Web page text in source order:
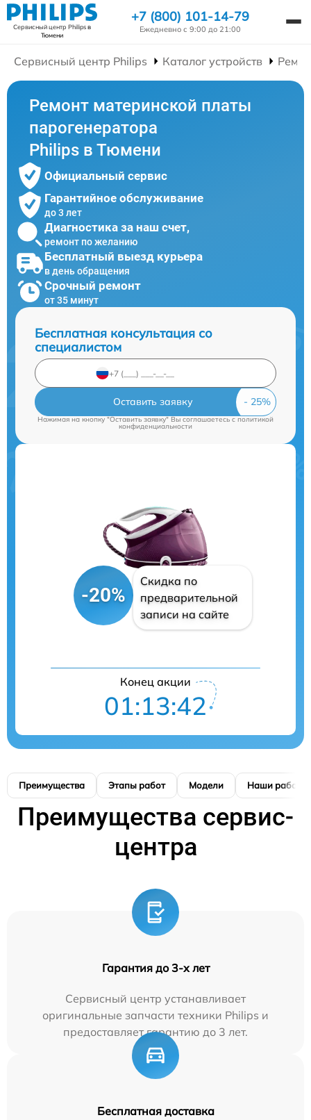
Сервисный центр Philipsв
Тюмени
+7 (800) 101-14-79
Ежедневно с 9:00 до 21:00
Сервисный центр Philips Каталог устройств
Ремонт материнской платы
парогенератора
Philips в Тюмени
Официальный сервис
Гарантийное обслуживание
до 3 лет
Диагностика за наш счет,
ремонт по желанию
Бесплатный выезд курьера
в день обращения
Срочный ремонт
от 35 минут
Бесплатная консультация со
специалистом
Оставить заявку
Нажимая на кнопку "Оставить заявку" Вы соглашаетесь c политикой
конфиденциальности
-20%
Скидка по
предварительной
записи на сайте
Конец акции
01:13:41
Преимущества Этапы работ Модели Наши работы
Преимущества сервис-
центра
Гарантия до 3-х лет
Сервисный центр устанавливает
оригинальные запчасти техники Philips и
предоставляет гарантию до 3 лет.
Бесплатная доставка